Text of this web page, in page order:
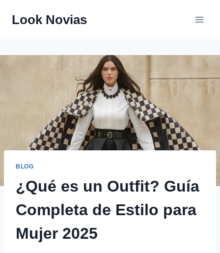
Look Novias
BLOG
¿Qué es un Outfit? Guía
Completa de Estilo para
Mujer 2025